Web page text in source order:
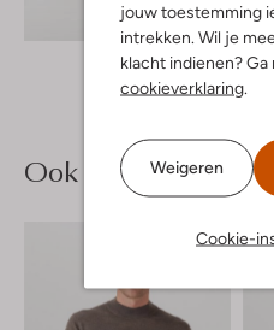
jouw toestemming
intrekken. Wil je
klacht indienen? Ga
cookieverklaring
Weigeren
Cookie-
Ontdek de look
Ook iets voor jou?